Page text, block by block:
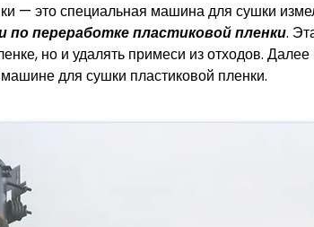
— это специальная машина для сушки
по переработке пластиковой пленки.
но и удалять примеси из отходов.
для сушки пластиковой пленки.